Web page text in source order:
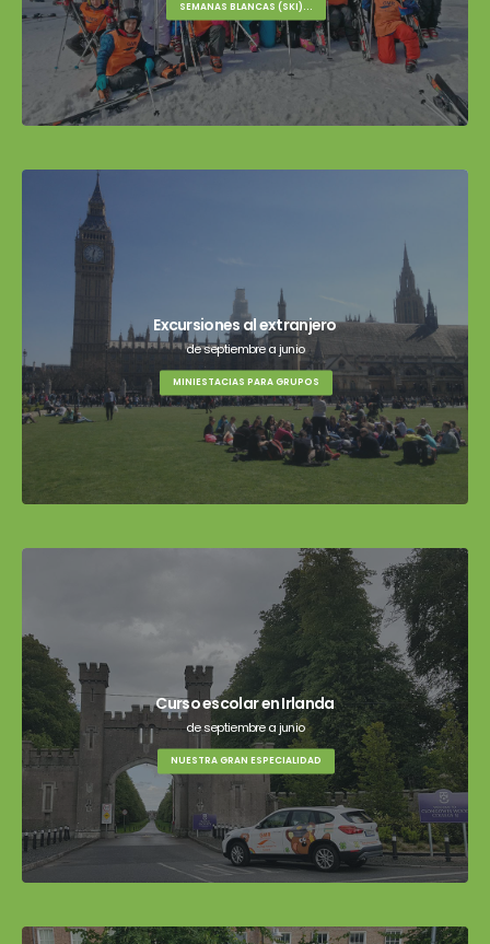
SEMANAS BLANCAS (SKI)...
Excursiones al extranjero
de septiembre a junio
MINIESTACIAS PARA GRUPOS
Curso escolar en Irlanda
de septiembre a junio
NUESTRA GRAN ESPECIALIDAD